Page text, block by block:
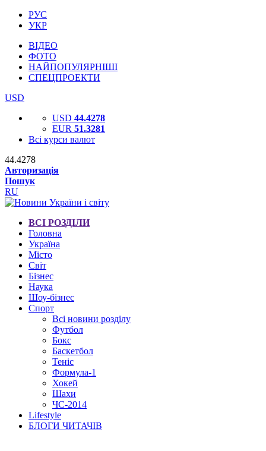
РУС
УКР
ВІДЕО
ФОТО
НАЙПОПУЛЯРНІШІ
СПЕЦПРОЕКТИ
USD
USD 44.4278
EUR 51.3281
Всі курси валют
44.4278
Авторизація
Пошук
RU
ВСІ РОЗДІЛИ
Головна
Україна
Місто
Світ
Бізнес
Наука
Шоу-бізнес
Спорт
Всі новини розділу
Футбол
Бокс
Баскетбол
Теніс
Формула-1
Хокей
Шахи
ЧС-2014
Lifestyle
БЛОГИ ЧИТАЧІВ